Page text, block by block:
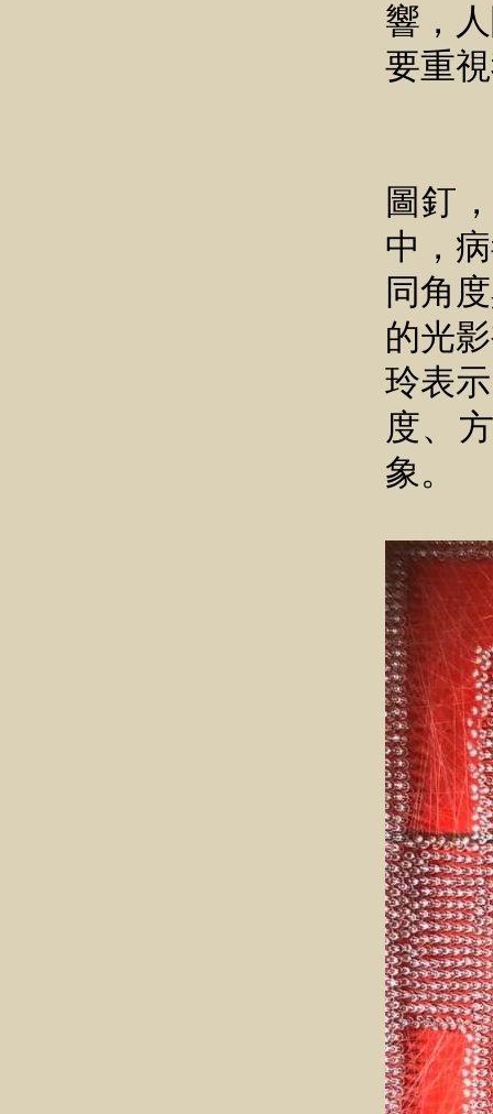
響，
要重
圖釘
中，
同角
的光
玲表
度、
象。